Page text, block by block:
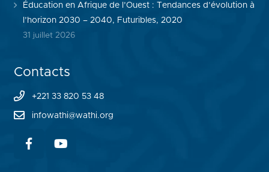
Éducation en Afrique de l’Ouest : Tendances d’évolution à
l’horizon 2030 – 2040, Futuribles, 2020
31 juillet 2026
Contacts
+221 33 820 53 48
infowathi@wathi.org